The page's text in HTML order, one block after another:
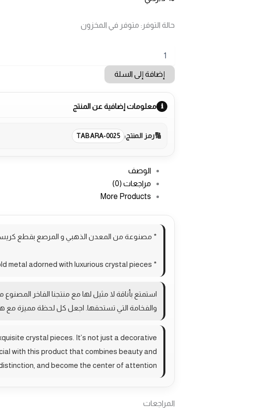
حالة التوفر: متوفر في المخزون
طقم
سلة
مهملات
علبة
مناديل
إضافة إلى السلة
معلومات إضافية عن المنتج
رمز المنتج: TABARA-0025
الوصف
مراجعات (0)
More Products
* مصنوعة من المعدن الذهبي و المرصع بقطع
* Made of gold metal adorned with luxurious crystal pieces
استمتع بأناقة لا مثيل لها مع منتجنا الفاخر
والفخامة التي تستحقها. اجعل كل لحظة مميزة مع
crystal pieces. It’s not just a decorative
with this product that combines beauty and
and become the center of attention.
المراجعات